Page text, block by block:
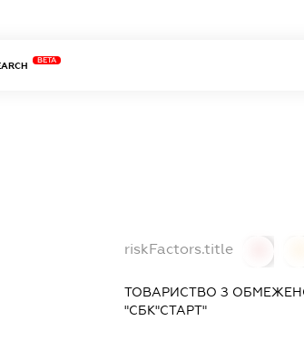
BETA
riskFactors.title
ТОВАРИСТВО З
"СБК"СТАРТ"